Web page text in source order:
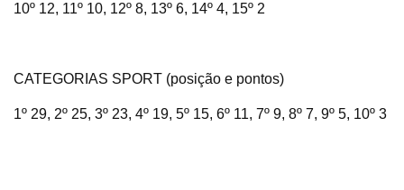
10º 12, 11º 10, 12º 8, 13º 6, 14º 4, 15º 2
CATEGORIAS SPORT (posição e pontos)
1º 29, 2º 25, 3º 23, 4º 19, 5º 15, 6º 11, 7º 9, 8º 7, 9º 5, 10º 3